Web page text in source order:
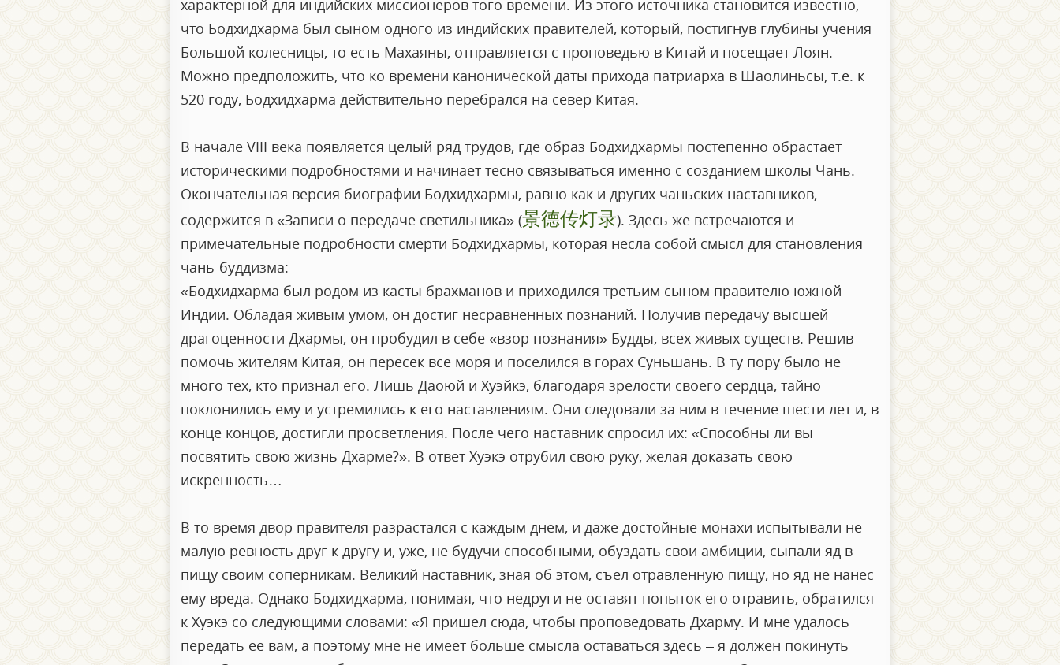
характерной для индийских миссионеров того времени. Из этого источника становится известно,
что Бодхидхарма был сыном одного из индийских правителей, который, постигнув глубины учения
Большой колесницы, то есть Махаяны, отправляется с проповедью в Китай и посещает Лоян.
Можно предположить, что ко времени канонической даты прихода патриарха в Шаолиньсы, т.е. к
520 году, Бодхидхарма действительно перебрался на север Китая.
В начале VIII века появляется целый ряд трудов, где образ Бодхидхармы постепенно обрастает
историческими подробностями и начинает тесно связываться именно с созданием школы Чань.
Окончательная версия биографии Бодхидхармы, равно как и других чаньских наставников,
содержится в «Записи о передаче светильника» (景德传灯录). Здесь же встречаются и
примечательные подробности смерти Бодхидхармы, которая несла собой смысл для становления
чань-буддизма:
«Бодхидхарма был родом из касты брахманов и приходился третьим сыном правителю южной
Индии. Обладая живым умом, он достиг несравненных познаний. Получив передачу высшей
драгоценности Дхармы, он пробудил в себе «взор познания» Будды, всех живых существ. Решив
помочь жителям Китая, он пересек все моря и поселился в горах Суньшань. В ту пору было не
много тех, кто признал его. Лишь Даоюй и Хуэйкэ, благодаря зрелости своего сердца, тайно
поклонились ему и устремились к его наставлениям. Они следовали за ним в течение шести лет и, в
конце концов, достигли просветления. После чего наставник спросил их: «Способны ли вы
посвятить свою жизнь Дхарме?». В ответ Хуэкэ отрубил свою руку, желая доказать свою
искренность…
В то время двор правителя разрастался с каждым днем, и даже достойные монахи испытывали не
малую ревность друг к другу и, уже, не будучи способными, обуздать свои амбиции, сыпали яд в
пищу своим соперникам. Великий наставник, зная об этом, съел отравленную пищу, но яд не нанес
ему вреда. Однако Бодхидхарма, понимая, что недруги не оставят попыток его отравить, обратился
к Хуэкэ со следующими словами: «Я пришел сюда, чтобы проповедовать Дхарму. И мне удалось
передать ее вам, а поэтому мне не имеет больше смысла оставаться здесь – я должен покинуть